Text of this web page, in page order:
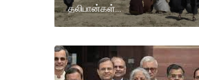
தலிபான்கள்...